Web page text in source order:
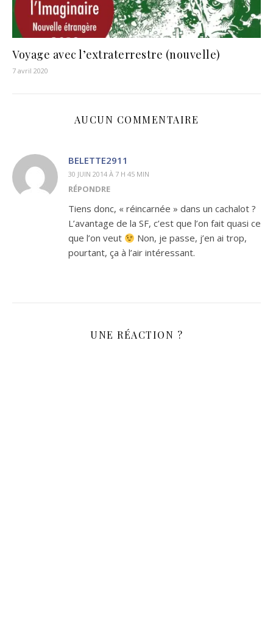
Voyage avec l’extraterrestre (nouvelle)
7 avril 2020
AUCUN COMMENTAIRE
BELETTE2911
30 JUIN 2014 À 7 H 45 MIN
RÉPONDRE
Tiens donc, « réincarnée » dans un cachalot ?
L’avantage de la SF, c’est que l’on fait quasi ce
que l’on veut
Non, je passe, j’en ai trop,
pourtant, ça à l’air intéressant.
UNE RÉACTION ?